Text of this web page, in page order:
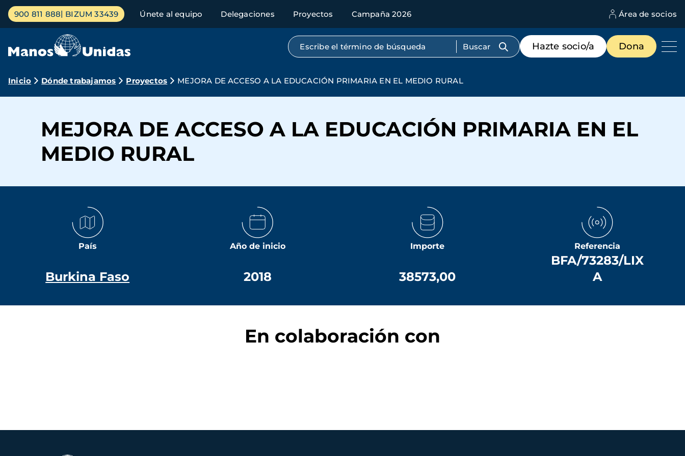
Pasar
contenido
Menú
principal
900 811 888 BIZUM 33439 Únete al equipo Delegaciones Proyectos Campaña 2026 Área de socios
Búsqueda por texto completo
Menú
de
destacados
Hazte socio/a Dona
Ruta
navegación
Inicio Dónde trabajamos Proyectos MEJORA DE ACCESO A LA EDUCACIÓN PRIMARIA EN EL MEDIO RURAL
MEJORA DE ACCESO A LA EDUCACIÓN PRIMARIA EN EL
MEDIO RURAL
País
Burkina Faso
Año de inicio
2018
Importe
38573,00
Referencia
BFA/73283/LIX
A
En colaboración con